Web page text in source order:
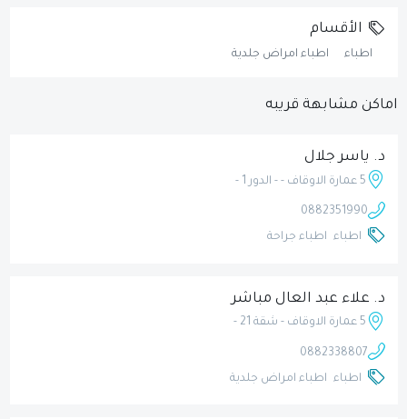
الأقسام
اطباء اطباء امراض جلدية
اماكن مشابهة قريبه
د. ياسر جلال
5 عمارة الاوقاف - - الدور 1 -
0882351990
اطباء اطباء جراحة
د. علاء عبد العال مباشر
5 عمارة الاوقاف - شقة 21 -
0882338807
اطباء اطباء امراض جلدية